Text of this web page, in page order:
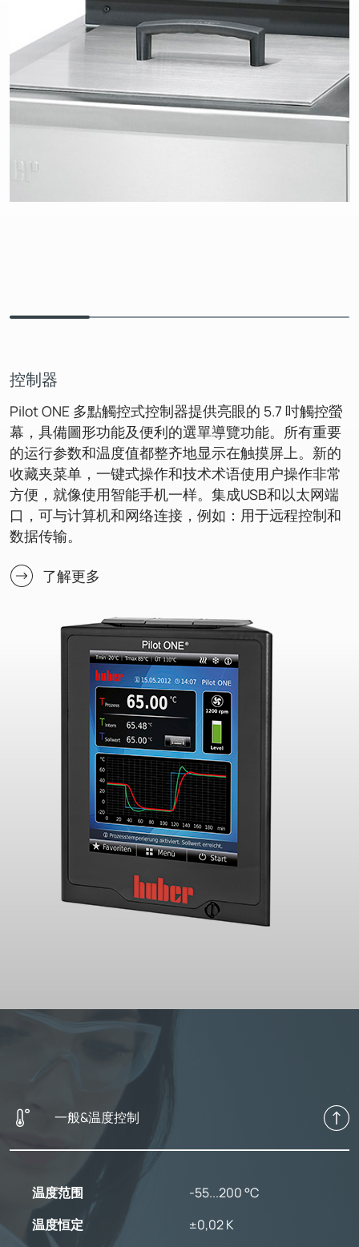
控制器
Pilot ONE 多點觸控式控制器提供亮眼的 5.7 吋觸控螢
幕，具備圖形功能及便利的選單導覽功能。所有重要
的运行参数和温度值都整齐地显示在触摸屏上。新的
收藏夹菜单，一键式操作和技术术语使用户操作非常
方便，就像使用智能手机一样。集成USB和以太网端
口，可与计算机和网络连接，例如：用于远程控制和
数据传输。
了解更多
一般&温度控制
温度范围
-55...200 °C
温度恒定
±0,02 K